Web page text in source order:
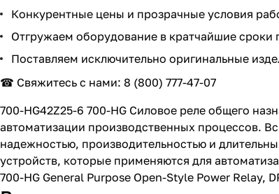
Конкурентные цены и прозрачные условия
Отгружаем оборудование в кратчайшие сроки
Поставляем исключительно оригинальные
☎ Свяжитесь с нами: 8 (800) 777-47-07
700-HG42Z25-6 700-HG Силовое реле общего
автоматизации производственных процессов.
надежностью, производительностью и
устройств, которые применяются для
700-HG General Purpose Open-Style Power Relay,